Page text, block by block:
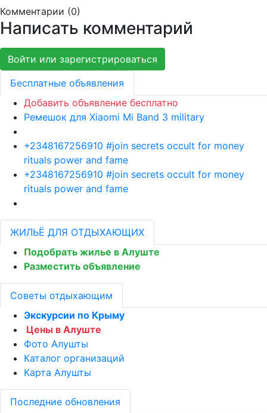
Комментарии (0)
Написать комментарий
Войти или зарегистрироваться
Бесплатные объявления
Добавить объявление бесплатно
Ремешок для Xiaomi Mi Band 3 military
+2348167256910 #join secrets occult for money
rituals power and fame
+2348167256910 #join secrets occult for money
rituals power and fame
ЖИЛЬЁ ДЛЯ ОТДЫХАЮЩИХ
Подобрать жилье в Алуште
Разместить объявление
Советы отдыхающим
Экскурсии по Крыму
Цены в Алуште
Фото Алушты
Каталог организаций
Карта Алушты
Последние обновления